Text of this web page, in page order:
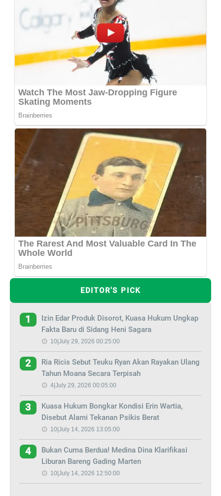
EDITOR'S PICK
1
Izin Edar Produk Disorot, Kuasa Hukum Ungkap
Fakta Baru di Sidang Heni Sagara
10|July 29, 2026 00:25:00
2
Ria Ricis Sebut Teuku Ryan Akan Rayakan Ulang
Tahun Moana Secara Terpisah
4|July 29, 2026 00:05:00
3
Kuasa Hukum Bongkar Kondisi Erin Wartia,
Disebut Alami Tekanan Psikis Berat
10|July 14, 2026 13:05:00
4
Bukan Cuma Berdua! Medina Dina Klarifikasi
Liburan Bareng Gading Marten
10|July 14, 2026 12:50:00